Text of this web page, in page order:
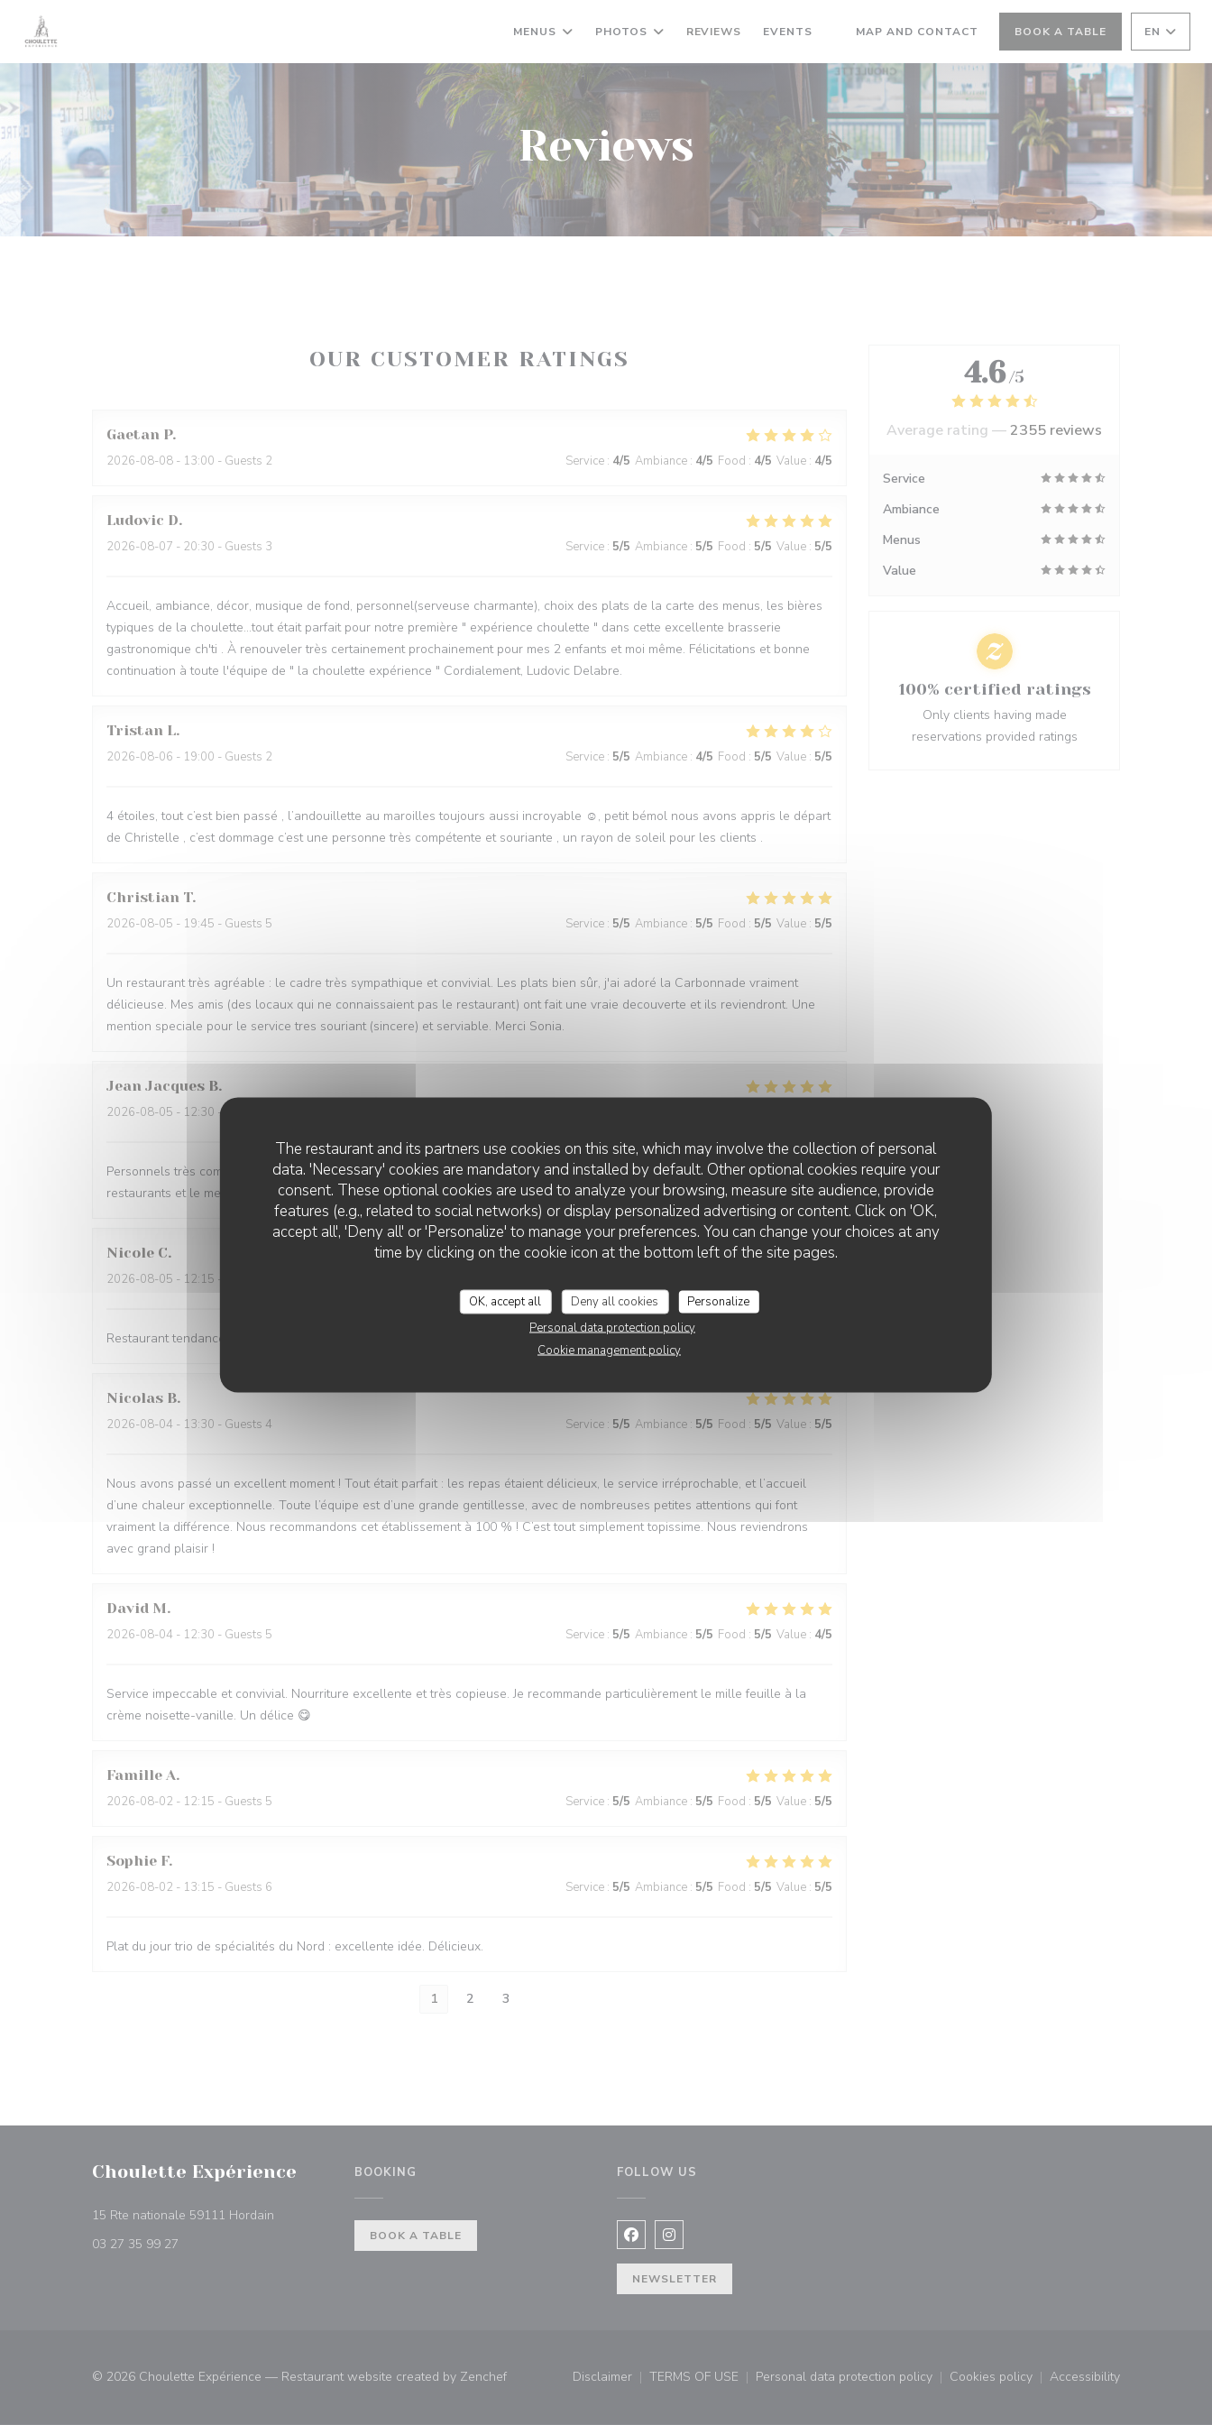
Personalizing your cookie choices
The restaurant and its partners use cookies on this site, which may involve the collection of personal
data. 'Necessary' cookies are mandatory and installed by default. Other optional cookies require your
consent. These optional cookies are used to analyze your browsing, measure site audience, provide
features (e.g., related to social networks) or display personalized advertising or content. Click on 'OK,
accept all', 'Deny all' or 'Personalize' to manage your preferences. You can change your choices at any
time by clicking on the cookie icon at the bottom left of the site pages.
OK, accept all Deny all cookies
Personalize
Personal data protection policy
Cookie management policy
MENUS PHOTOS REVIEWS EVENTS MAP AND CONTACT BOOK A TABLE EN
Reviews
OUR CUSTOMER RATINGS
Gaetan P
2026-08-08 - 13:00 - Guests 2 Service : 4/5 Ambiance : 4/5 Food : 4/5 Value : 4/5
Ludovic D
2026-08-07 - 20:30 - Guests 3 Service : 5/5 Ambiance : 5/5 Food : 5/5 Value : 5/5
Accueil, ambiance, décor, musique de fond, personnel(serveuse charmante), choix des plats de la carte des menus, les bières
typiques de la choulette...tout était parfait pour notre première " expérience choulette " dans cette excellente brasserie
gastronomique ch'ti . À renouveler très certainement prochainement pour mes 2 enfants et moi même. Félicitations et bonne
continuation à toute l'équipe de " la choulette expérience " Cordialement, Ludovic Delabre.
Tristan L
2026-08-06 - 19:00 - Guests 2 Service : 5/5 Ambiance : 4/5 Food : 5/5 Value : 5/5
4 étoiles, tout c’est bien passé , l’andouillette au maroilles toujours aussi incroyable ☺️, petit bémol nous avons appris le départ
de Christelle , c’est dommage c’est une personne très compétente et souriante , un rayon de soleil pour les clients .
Christian T
2026-08-05 - 19:45 - Guests 5 Service : 5/5 Ambiance : 5/5 Food : 5/5 Value : 5/5
Un restaurant très agréable : le cadre très sympathique et convivial. Les plats bien sûr, j'ai adoré la Carbonnade vraiment
délicieuse. Mes amis (des locaux qui ne connaissaient pas le restaurant) ont fait une vraie decouverte et ils reviendront. Une
mention speciale pour le service tres souriant (sincere) et serviable. Merci Sonia.
Jean Jacques B
2026-08-05 - 12:30 - Guests 2
Personnels très compétents service très à l’écoute des clients on se sent pas du tout oppressé comme dans certains
restaurants et le menu très bon de l’entrée au dessert
Nicole C
2026-08-05 - 12:15 - Guests 3
Restaurant tendance Accueil chaleureux Prise en charge rapide Bon rapport qualité/prix Assiettes copieuses et bons produits
Nicolas B
2026-08-04 - 13:30 - Guests 4 Service : 5/5 Ambiance : 5/5 Food : 5/5 Value : 5/5
Nous avons passé un excellent moment ! Tout était parfait : les repas étaient délicieux, le service irréprochable, et l’accueil
d’une chaleur exceptionnelle. Toute l’équipe est d’une grande gentillesse, avec de nombreuses petites attentions qui font
vraiment la différence. Nous recommandons cet établissement à 100 % ! C’est tout simplement topissime. Nous reviendrons
avec grand plaisir !
David M
2026-08-04 - 12:30 - Guests 5 Service : 5/5 Ambiance : 5/5 Food : 5/5 Value : 4/5
Service impeccable et convivial. Nourriture excellente et très copieuse. Je recommande particulièrement le mille feuille à la
crème noisette-vanille. Un délice 😋
Famille A
2026-08-02 - 12:15 - Guests 5 Service : 5/5 Ambiance : 5/5 Food : 5/5 Value : 5/5
Sophie F
2026-08-02 - 13:15 - Guests 6 Service : 5/5 Ambiance : 5/5 Food : 5/5 Value : 5/5
Plat du jour trio de spécialités du Nord : excellente idée. Délicieux.
1 2 3
4.6 /5
Average rating —2355 reviews
Service
Ambiance
Menus
Value
100% certified ratings
Only clients having made
reservations provided ratings
Choulette Expérience
15 Rte nationale 59111 Hordain
03 27 35 99 27
BOOKING
BOOK A TABLE
FOLLOW US
Facebook ((opens in a new window))
Instagram ((opens in a new window))
NEWSLETTER
© 2026 Choulette Expérience — Restaurant website created by Zenchef((opens in a new window))
Disclaimer
((opens in a new window))
TERMS OF USE
((opens in a new window))
Personal data protection policy
((opens in a new window))
Cookies policy
((opens in a new window))
Accessibility
((opens in a new